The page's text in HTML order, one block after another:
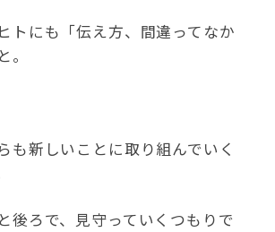
トにも「伝え方、間違ってなか
も新しいことに取り組んでいく
後ろで、見守っていくつもりで